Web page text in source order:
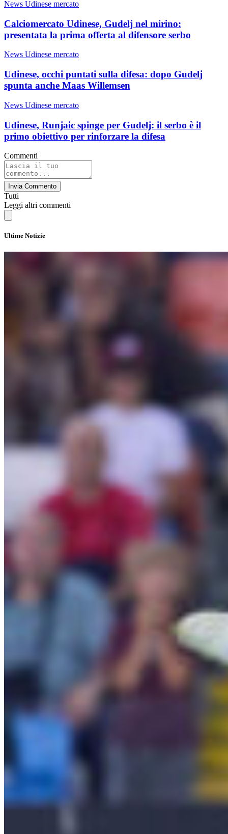
News Udinese mercato
Calciomercato Udinese, Gudelj nel mirino:
presentata la prima offerta al difensore serbo
News Udinese mercato
Udinese, occhi puntati sulla difesa: dopo Gudelj
spunta anche Maas Willemsen
News Udinese mercato
Udinese, Runjaic spinge per Gudelj: il serbo è il
primo obiettivo per rinforzare la difesa
Commenti
Invia Commento
Tutti
Leggi altri commenti
Ultime Notizie